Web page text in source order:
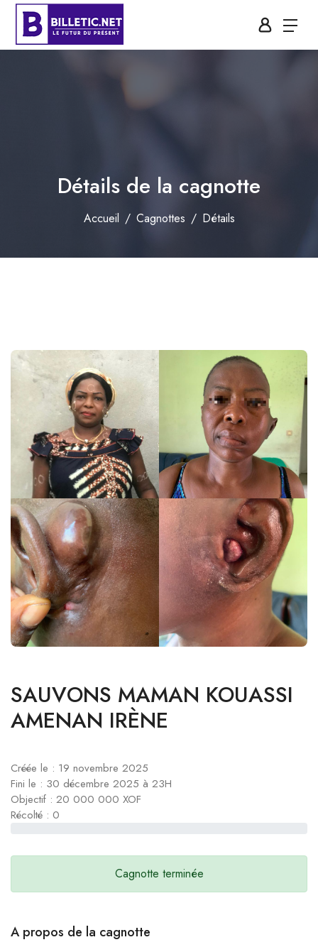
Détails de la cagnotte
Accueil Cagnottes Détails
SAUVONS MAMAN KOUASSI
AMENAN IRÈNE
Créée le : 19 novembre 2025
Fini le : 30 décembre 2025 à 23H
Objectif : 20 000 000 XOF
Récolté : 0
Cagnotte terminée
A propos de la cagnotte